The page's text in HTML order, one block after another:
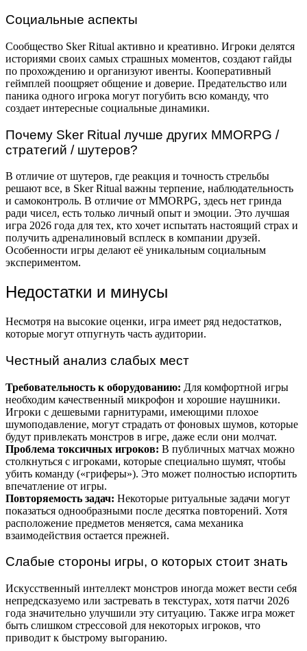
Социальные аспекты
Сообщество Sker Ritual активно и креативно. Игроки делятся
историями своих самых страшных моментов, создают гайды
по прохождению и организуют ивенты. Кооперативный
геймплей поощряет общение и доверие. Предательство или
паника одного игрока могут погубить всю команду, что
создает интересные социальные динамики.
Почему Sker Ritual лучше других MMORPG /
стратегий / шутеров?
В отличие от шутеров, где реакция и точность стрельбы
решают все, в Sker Ritual важны терпение, наблюдательность
и самоконтроль. В отличие от MMORPG, здесь нет гринда
ради чисел, есть только личный опыт и эмоции. Это лучшая
игра 2026 года для тех, кто хочет испытать настоящий страх и
получить адреналиновый всплеск в компании друзей.
Особенности игры делают её уникальным социальным
экспериментом.
Недостатки и минусы
Несмотря на высокие оценки, игра имеет ряд недостатков,
которые могут отпугнуть часть аудитории.
Честный анализ слабых мест
Требовательность к оборудованию: Для комфортной игры
необходим качественный микрофон и хорошие наушники.
Игроки с дешевыми гарнитурами, имеющими плохое
шумоподавление, могут страдать от фоновых шумов, которые
будут привлекать монстров в игре, даже если они молчат.
Проблема токсичных игроков: В публичных матчах можно
столкнуться с игроками, которые специально шумят, чтобы
убить команду («гриферы»). Это может полностью испортить
впечатление от игры.
Повторяемость задач: Некоторые ритуальные задачи могут
показаться однообразными после десятка повторений. Хотя
расположение предметов меняется, сама механика
взаимодействия остается прежней.
Слабые стороны игры, о которых стоит знать
Искусственный интеллект монстров иногда может вести себя
непредсказуемо или застревать в текстурах, хотя патчи 2026
года значительно улучшили эту ситуацию. Также игра может
быть слишком стрессовой для некоторых игроков, что
приводит к быстрому выгоранию.